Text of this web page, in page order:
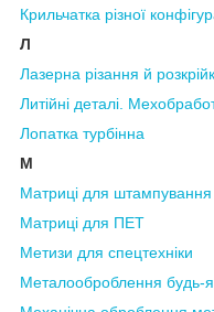
Крильчатка різної
Л
Лазерна різання й
Литійні деталі.
Лопатка турбінна
М
Матриці для
Матриці для ПЕТ
Метизи для спецтехніки
Металооброблення будь-